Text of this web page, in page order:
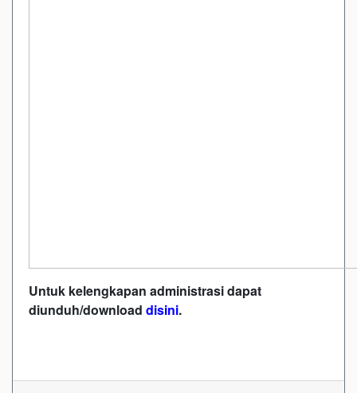
Untuk kelengkapan administrasi dapat
diunduh/download disini.